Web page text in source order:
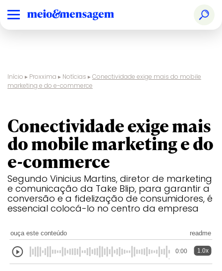
Início ▸ Proxxima ▸ Notícias ▸Conectividade exige mais do mobile
marketing e do e-commerce
Conectividade exige mais
do mobile marketing e do
e-commerce
Segundo Vinicius Martins, diretor de marketing
e comunicação da Take Blip, para garantir a
conversão e a fidelização de consumidores, é
essencial colocá-lo no centro da empresa
ouça este conteúdo readme
0:00 1.0x